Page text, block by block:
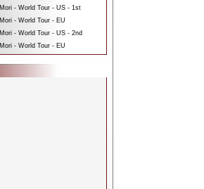
- World Tour - US - 1st
- World Tour - EU
- World Tour - US - 2nd
- World Tour - EU